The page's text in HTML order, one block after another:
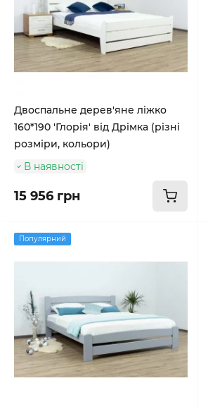
Двоспальне дерев'яне ліжко
160*190 'Глорія' від Дрімка (різні
розміри, кольори)
В наявності
15 956 грн
Популярний